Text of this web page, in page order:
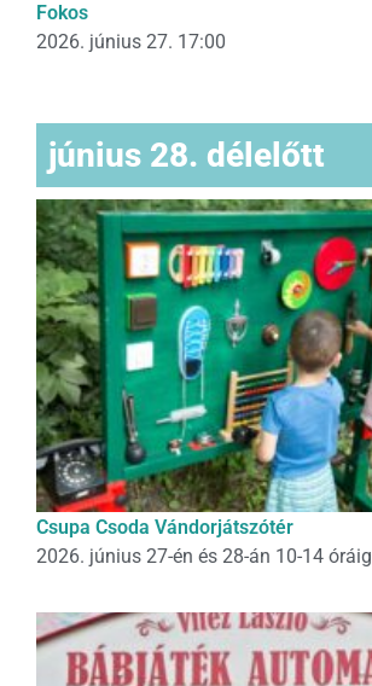
Fokos
2026. június 27. 17:00
június 28. délelőtt
Csupa Csoda Vándorjátszótér
2026. június 27-én és 28-án 10-14 óráig